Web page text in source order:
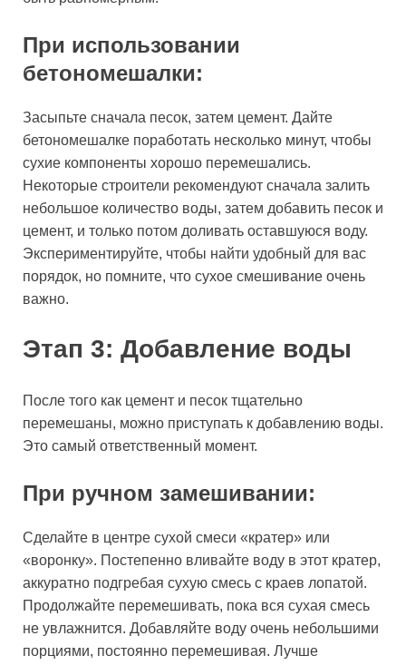
При использовании
бетономешалки:
Засыпьте сначала песок, затем цемент. Дайте
бетономешалке поработать несколько минут, чтобы
сухие компоненты хорошо перемешались.
Некоторые строители рекомендуют сначала залить
небольшое количество воды, затем добавить песок и
цемент, и только потом доливать оставшуюся воду.
Экспериментируйте, чтобы найти удобный для вас
порядок, но помните, что сухое смешивание очень
важно.
Этап 3: Добавление воды
После того как цемент и песок тщательно
перемешаны, можно приступать к добавлению воды.
Это самый ответственный момент.
При ручном замешивании:
Сделайте в центре сухой смеси «кратер» или
«воронку». Постепенно вливайте воду в этот кратер,
аккуратно подгребая сухую смесь с краев лопатой.
Продолжайте перемешивать, пока вся сухая смесь
не увлажнится. Добавляйте воду очень небольшими
порциями, постоянно перемешивая. Лучше